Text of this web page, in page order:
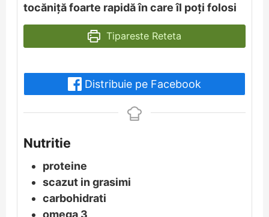
tocăniță foarte rapidă în care îl poți folosi
Tipareste Reteta
Distribuie pe Facebook
Nutritie
proteine
scazut in grasimi
carbohidrati
omega 3